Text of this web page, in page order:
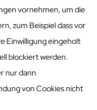
vornehmen, um die
zum Beispiel dass vor
Einwilligung eingeholt
blockiert werden.
nur dann
von Cookies nicht